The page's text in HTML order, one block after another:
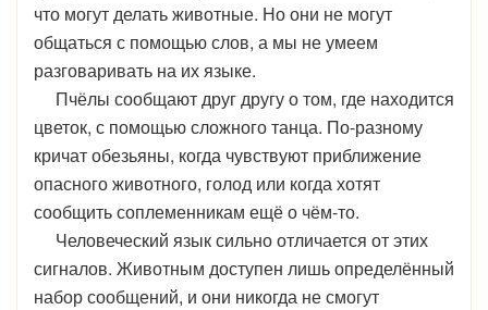
что могут делать животные. Но они не могут
общаться с помощью слов, а мы не умеем
разговаривать на их языке.
Пчёлы сообщают друг другу о том, где находится
цветок, с помощью сложного танца. По-разному
кричат обезьяны, когда чувствуют приближение
опасного животного, голод или когда хотят
сообщить соплеменникам ещё о чём-то.
Человеческий язык сильно отличается от этих
сигналов. Животным доступен лишь определённый
набор сообщений, и они никогда не смогут